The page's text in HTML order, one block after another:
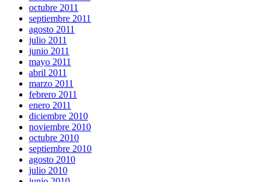
octubre 2011
septiembre 2011
agosto 2011
julio 2011
junio 2011
mayo 2011
abril 2011
marzo 2011
febrero 2011
enero 2011
diciembre 2010
noviembre 2010
octubre 2010
septiembre 2010
agosto 2010
julio 2010